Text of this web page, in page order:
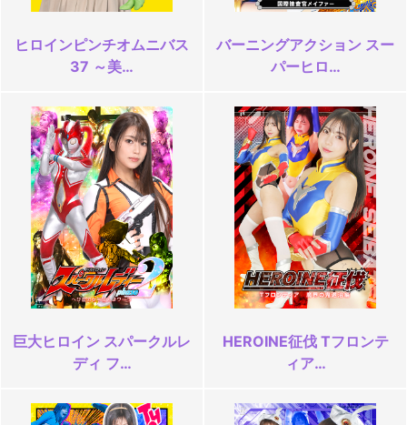
ヒロインピンチオムニバス
37 ～美…
バーニングアクション スー
パーヒロ…
巨大ヒロイン スパークルレ
ディ フ…
HEROINE征伐 Tフロンテ
ィア…